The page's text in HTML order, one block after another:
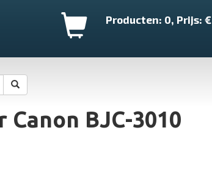
Producten: 0, Prijs: €
BJC-3010